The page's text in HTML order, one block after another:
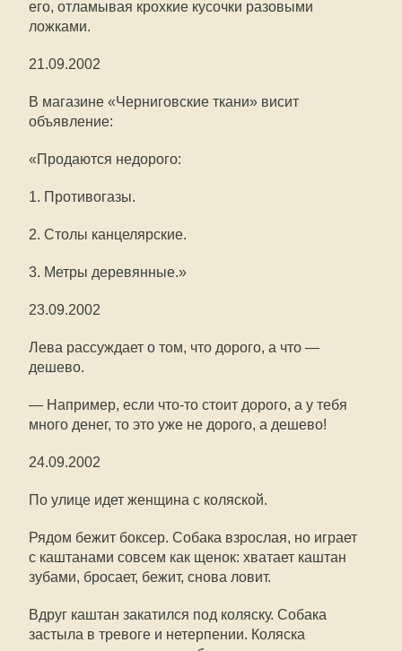
его, отламывая крохкие кусочки разовыми
ложками.
21.09.2002
В магазине «Черниговские ткани» висит
объявление:
«Продаются недорого:
1. Противогазы.
2. Столы канцелярские.
3. Метры деревянные.»
23.09.2002
Лева рассуждает о том, что дорого, а что —
дешево.
— Например, если что-то стоит дорого, а у тебя
много денег, то это уже не дорого, а дешево!
24.09.2002
По улице идет женщина с коляской.
Рядом бежит боксер. Собака взрослая, но играет
с каштанами совсем как щенок: хватает каштан
зубами, бросает, бежит, снова ловит.
Вдруг каштан закатился под коляску. Собака
застыла в тревоге и нетерпении. Коляска